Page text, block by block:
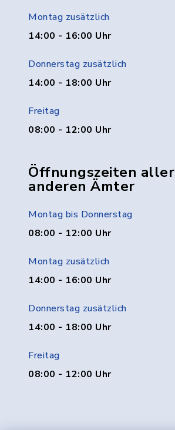
Montag zusätzlich
14:00 - 16:00 Uhr
Donnerstag zusätzlich
14:00 - 18:00 Uhr
Freitag
08:00 - 12:00 Uhr
Öffnungszeiten aller
anderen Ämter
Montag bis Donnerstag
08:00 - 12:00 Uhr
Montag zusätzlich
14:00 - 16:00 Uhr
Donnerstag zusätzlich
14:00 - 18:00 Uhr
Freitag
08:00 - 12:00 Uhr